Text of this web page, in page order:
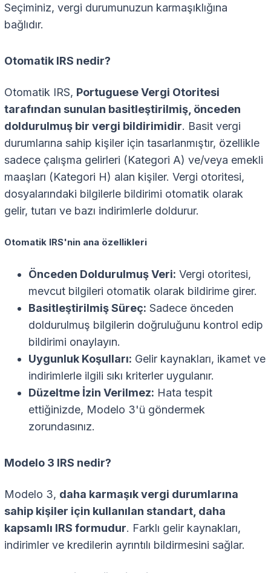
Seçiminiz, vergi durumunuzun karmaşıklığına
bağlıdır.
Otomatik IRS nedir?
Otomatik IRS, Portuguese Vergi Otoritesi
tarafından sunulan basitleştirilmiş, önceden
doldurulmuş bir vergi bildirimidir. Basit vergi
durumlarına sahip kişiler için tasarlanmıştır, özellikle
sadece çalışma gelirleri (Kategori A) ve/veya emekli
maaşları (Kategori H) alan kişiler. Vergi otoritesi,
dosyalarındaki bilgilerle bildirimi otomatik olarak
gelir, tutarı ve bazı indirimlerle doldurur.
Otomatik IRS'nin ana özellikleri
Önceden Doldurulmuş Veri: Vergi otoritesi,
mevcut bilgileri otomatik olarak bildirime girer.
Basitleştirilmiş Süreç: Sadece önceden
doldurulmuş bilgilerin doğruluğunu kontrol edip
bildirimi onaylayın.
Uygunluk Koşulları: Gelir kaynakları, ikamet ve
indirimlerle ilgili sıkı kriterler uygulanır.
Düzeltme İzin Verilmez: Hata tespit
ettiğinizde, Modelo 3'ü göndermek
zorundasınız.
Modelo 3 IRS nedir?
Modelo 3, daha karmaşık vergi durumlarına
sahip kişiler için kullanılan standart, daha
kapsamlı IRS formudur. Farklı gelir kaynakları,
indirimler ve kredilerin ayrıntılı bildirmesini sağlar.